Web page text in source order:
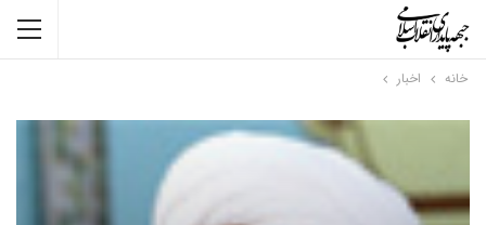
خانه اخبار